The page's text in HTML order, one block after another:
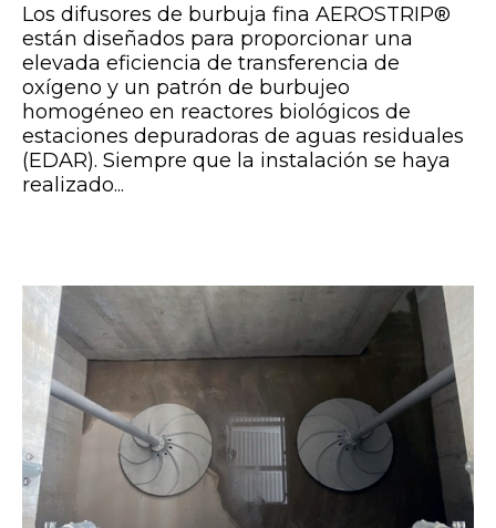
Los difusores de burbuja fina AEROSTRIP®
están diseñados para proporcionar una
elevada eficiencia de transferencia de
oxígeno y un patrón de burbujeo
homogéneo en reactores biológicos de
estaciones depuradoras de aguas residuales
(EDAR). Siempre que la instalación se haya
realizado...